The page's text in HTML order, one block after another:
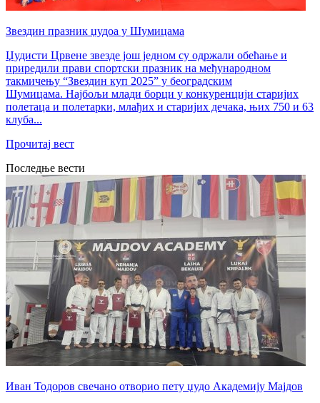
Звездин празник џудоа у Шумицама
Џудисти Црвене звезде још једном су одржали обећање и
приредили прави спортски празник на међународном
такмичењу “Звездин куп 2025” у београдским
Шумицама. Најбољи млади борци у конкуренцији старијих
полетаца и полетарки, млађих и старијих дечака, њих 750 и 63
клуба...
Прочитај вест
Последње вести
Иван Тодоров свечано отворио пету џудо Академију Мајдов